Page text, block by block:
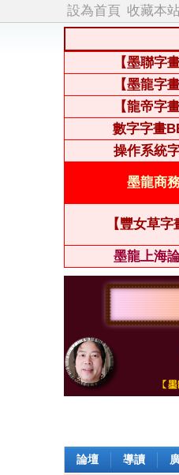
設為首頁 收藏本
【墨聯字畫
【墨龍字畫
【龍帝字畫
數字字畫
操作系統
墨龍商
【豐女草字
墨龍上海
論壇 導讀